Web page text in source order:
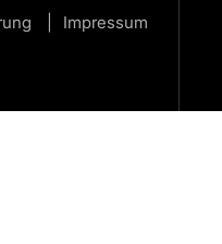
Impressum